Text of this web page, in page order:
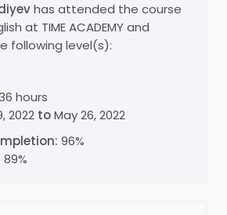
has attended the course
at TIME ACADEMY and
following level(s):
hours
2022 to May 26, 2022
96%
89%